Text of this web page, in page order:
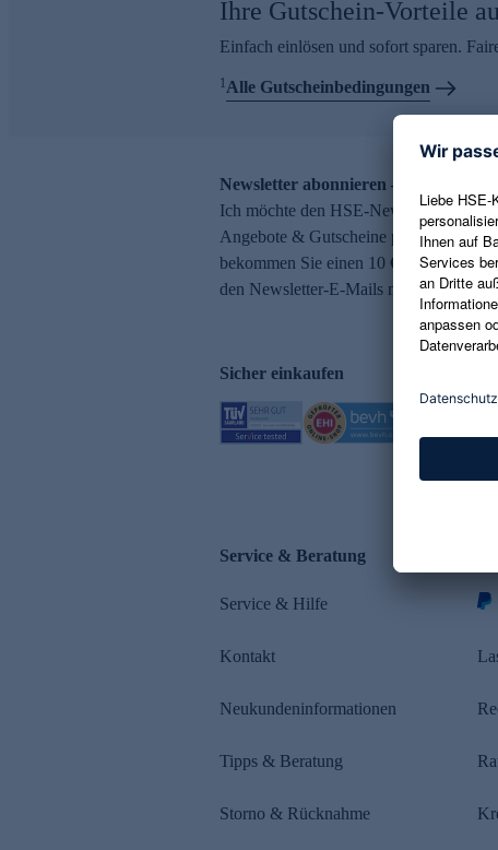
Ihre Gutschein-Vorteile
Einfach einlösen und sofort sparen.
1Alle Gutscheinbedingungen
Newsletter abonnieren – 10 €
Ich möchte den HSE-Newsletter
Angebote & Gutscheine per E-Mail
bekommen Sie einen 10 € Gutschein.
den Newsletter-E-Mails möglich.
Sicher einkaufen
Service & Beratung
Service & Hilfe
Kontakt
Neukundeninformationen
Tipps & Beratung
Storno & Rücknahme